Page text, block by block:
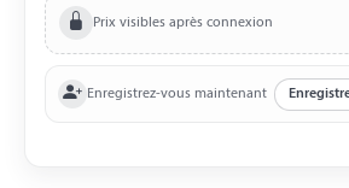
Prix visibles après connexion
Enregistrez-vous maintenant